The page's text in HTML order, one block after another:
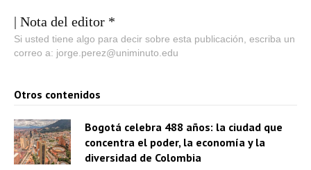
| Nota del editor *
Si usted tiene algo para decir sobre esta publicación, escriba un
correo a: jorge.perez@uniminuto.edu
Otros contenidos
Bogotá celebra 488 años: la ciudad que
concentra el poder, la economía y la
diversidad de Colombia